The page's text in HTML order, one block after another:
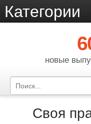
Категории
новые
Своя